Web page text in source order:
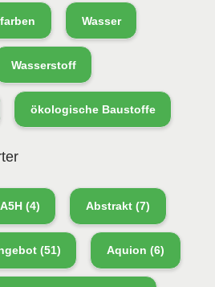
Wasser
Wasserstoff
ökologische Baustoffe
A5H(4) Abstrakt(7)
(51) Aquion (6)